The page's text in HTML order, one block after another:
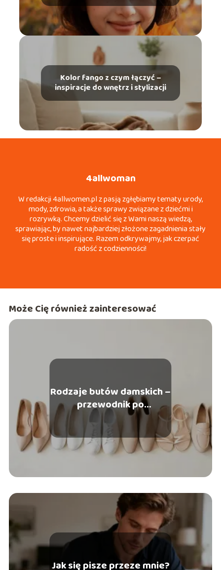
Kolor fango z czym łączyć –
inspiracje do wnętrz i stylizacji
4allwoman
W redakcji 4allwomen.pl z pasją zgłębiamy tematy urody,
mody, zdrowia, a także sprawy związane z dziećmi i
rozrywką. Chcemy dzielić się z Wami naszą wiedzą,
sprawiając, by nawet najbardziej złożone zagadnienia stały
się proste i inspirujące. Razem odkrywajmy, jak czerpać
radość z codzienności!
Może Cię również zainteresować
Rodzaje butów damskich –
przewodnik po
najpopularniejszych
Jak się pisze przeze mnie?